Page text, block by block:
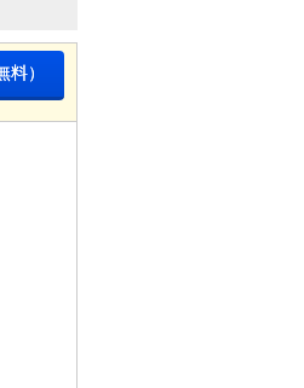
）